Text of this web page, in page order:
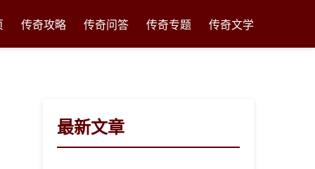
传奇攻略 传奇问答 传奇专题 传奇文学
最新文章